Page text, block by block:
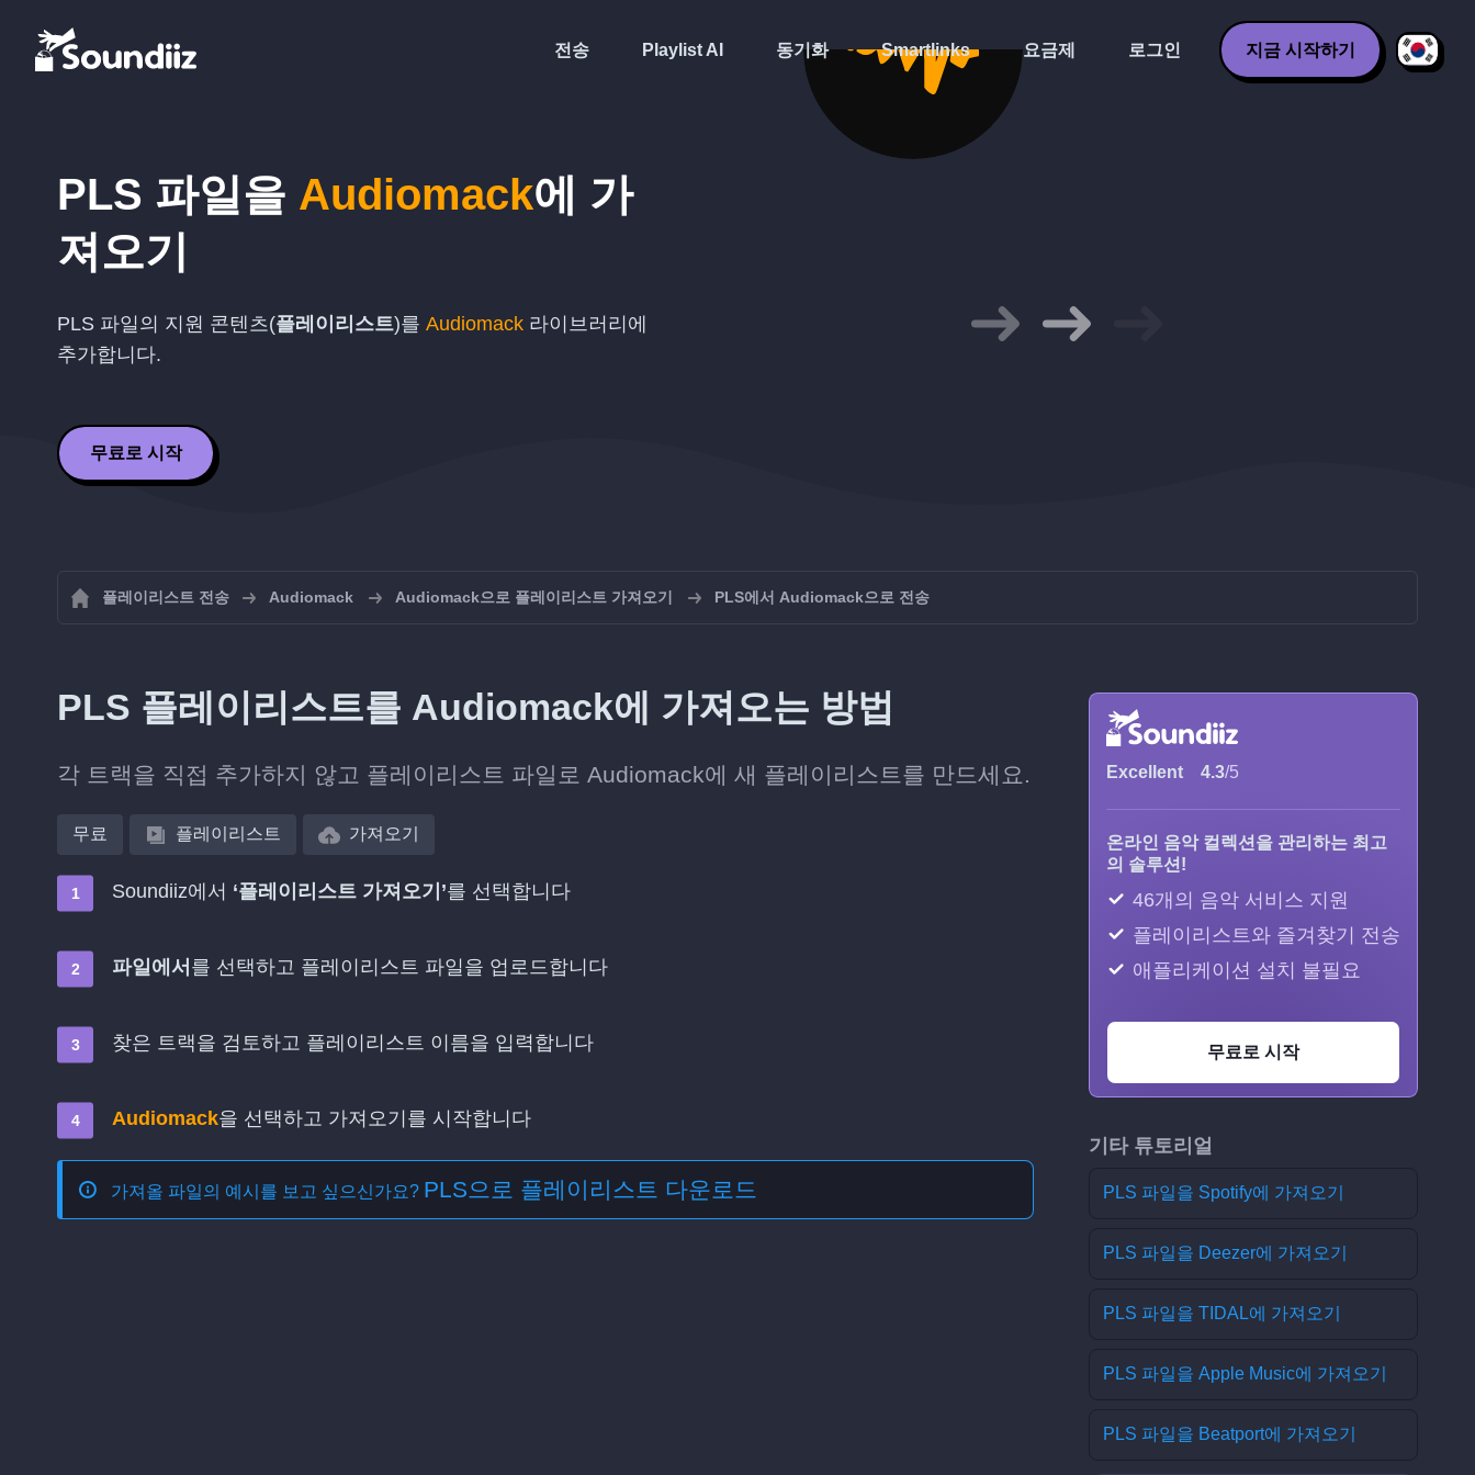
전송 Playlist AI 동기화 Smartlinks 요금제 로그인 지금 시작하기
PLS 파일을 Audiomack에 가
져오기
PLS 파일의 지원 콘텐츠(플레이리스트)를 Audiomack 라이브러리에
추가합니다.
무료로 시작
플레이리스트 전송 Audiomack Audiomack으로 플레이리스트 가져오기 PLS에서 Audiomack으로 전송
PLS 플레이리스트를 Audiomack에 가져오는 방법
각 트랙을 직접 추가하지 않고 플레이리스트 파일로 Audiomack에 새 플레이리스트를 만드세요.
무료 플레이리스트 가져오기
Soundiiz에서 ‘플레이리스트 가져오기’를 선택합니다
파일에서 를 선택하고 플레이리스트 파일을 업로드합니다
찾은 트랙을 검토하고 플레이리스트 이름을 입력합니다
Audiomack을 선택하고 가져오기를 시작합니다
가져올 파일의 예시를 보고 싶으신가요? PLS으로 플레이리스트 다운로드
Excellent 4.3/5
온라인 음악 컬렉션을 관리하는 최고
의 솔루션!
46개의 음악 서비스 지원
플레이리스트와 즐겨찾기 전송
애플리케이션 설치 불필요
무료로 시작
기타 튜토리얼
PLS 파일을 Spotify에 가져오기
PLS 파일을 Deezer에 가져오기
PLS 파일을 TIDAL에 가져오기
PLS 파일을 Apple Music에 가져오기
PLS 파일을 Beatport에 가져오기